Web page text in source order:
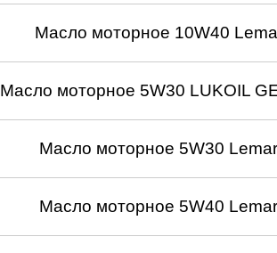
Масло моторное 10W40
Масло моторное 5W30 LUKOIL
Масло моторное 5W30
Масло моторное 5W40